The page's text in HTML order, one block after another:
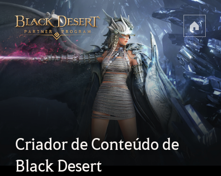
Criador de Conteúdo de
Black Desert